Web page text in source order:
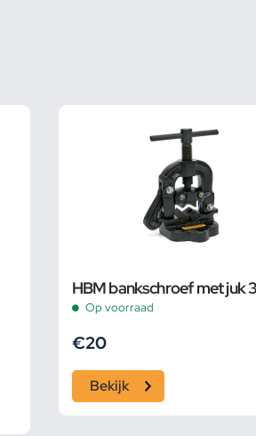
HBM bankschroef met juk
Op voorraad
€20
Bekijk